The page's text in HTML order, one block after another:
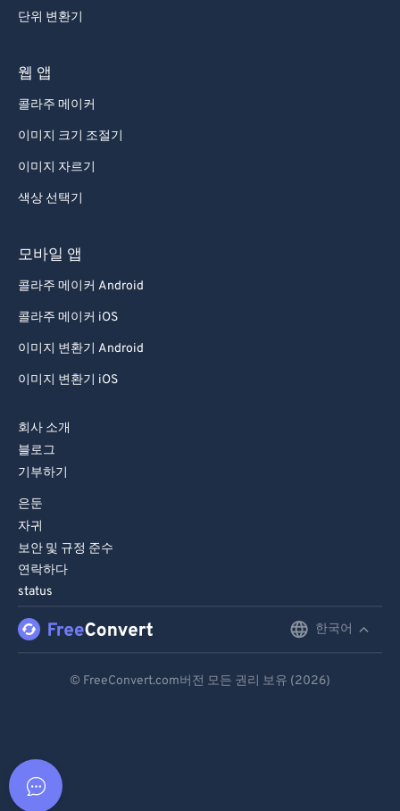
단위 변환기
웹 앱
콜라주 메이커
이미지 크기 조절기
이미지 자르기
색상 선택기
모바일 앱
콜라주 메이커 Android
콜라주 메이커 iOS
이미지 변환기 Android
이미지 변환기 iOS
회사 소개
블로그
기부하기
은둔
자귀
보안 및 규정 준수
연락하다
status
한국어
© FreeConvert.com버전 모든 권리 보유 (2026)